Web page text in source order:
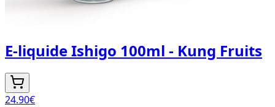
E-liquide Ishigo 100ml - Kung Fruits
24.90€